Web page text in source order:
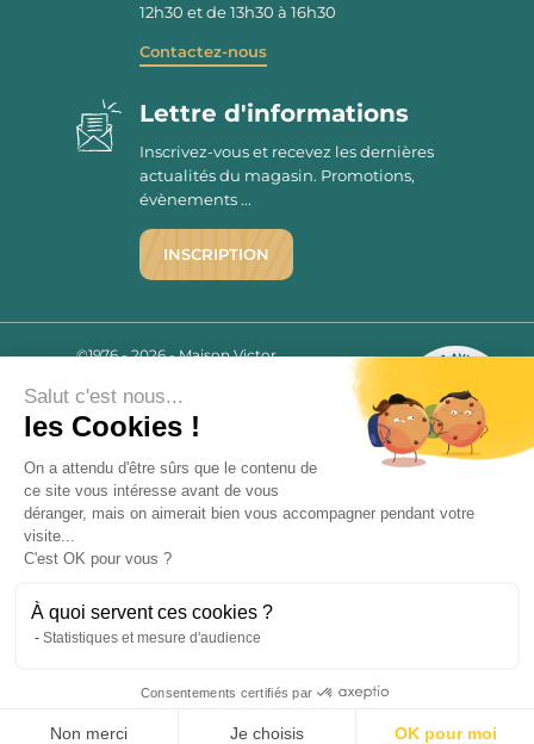
12h30 et de 13h30 à 16h30
Contactez-nous
2780 AVIS
9.7/10
Lettre d'informations
Inscrivez-vous et recevez les dernières
actualités du magasin. Promotions,
évènements ...
INSCRIPTION
©1976 - 2026 - Maison Victor
Mentions légales
C.G.V.
Politique de confidentialité
FAQ
Livraisons
« L’abus d’alcool est dangereux pour la santé, à consommer avec
modération. La vente d’alcool est strictement interdite aux mineurs.
Salut c'est nous...
les Cookies !
On a attendu d'être sûrs que le contenu de
ce site vous intéresse avant de vous
déranger, mais on aimerait bien vous accompagner pendant votre
visite...
C'est OK pour vous ?
À quoi servent ces cookies ?
Statistiques et mesure d'audience
Consentements certifiés par
Non merci Je choisis OK pour moi